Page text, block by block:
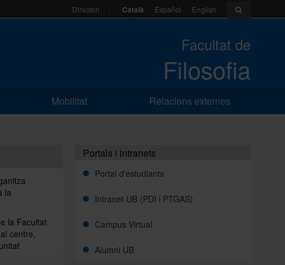
Directori Català Español English
Facultat de
Filosofia
Mobilitat Relacions externes
la
la Facultat
centre,
Portals i intranets
Portal d'estudiants
Intranet UB (PDI i PTGAS)
Campus Virtual
Alumni UB